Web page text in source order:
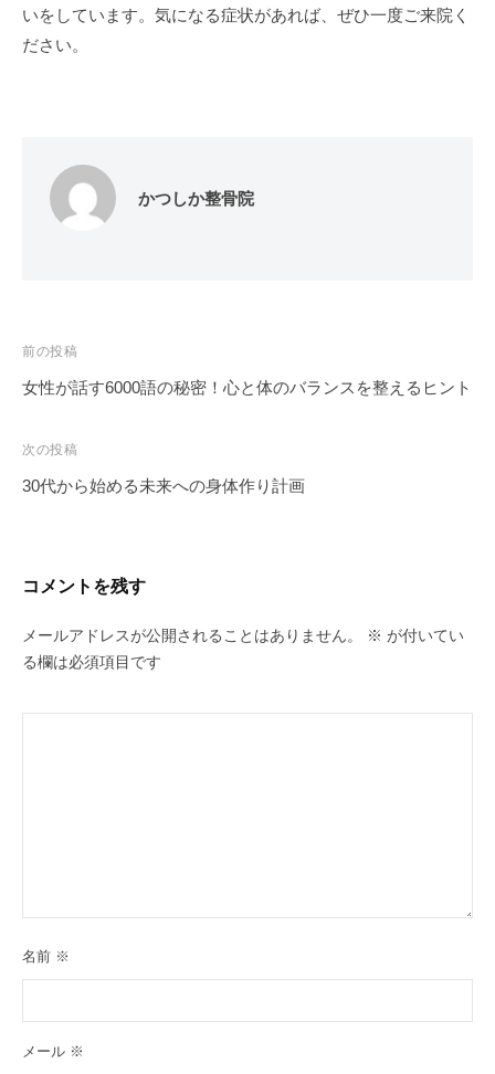
いをしています。気になる症状があれば、ぜひ一度ご来院く
ださい。
かつしか整骨院
投
稿
ビ
ゲ
前の投稿
女性が話す6000語の秘密！心と体のバランスを整えるヒント
次の投稿
30代から始める未来への身体作り計画
コメントを残す
メールアドレスが公開されることはありません。 ※ が付いてい
る欄は必須項目です
名前 ※
メール ※